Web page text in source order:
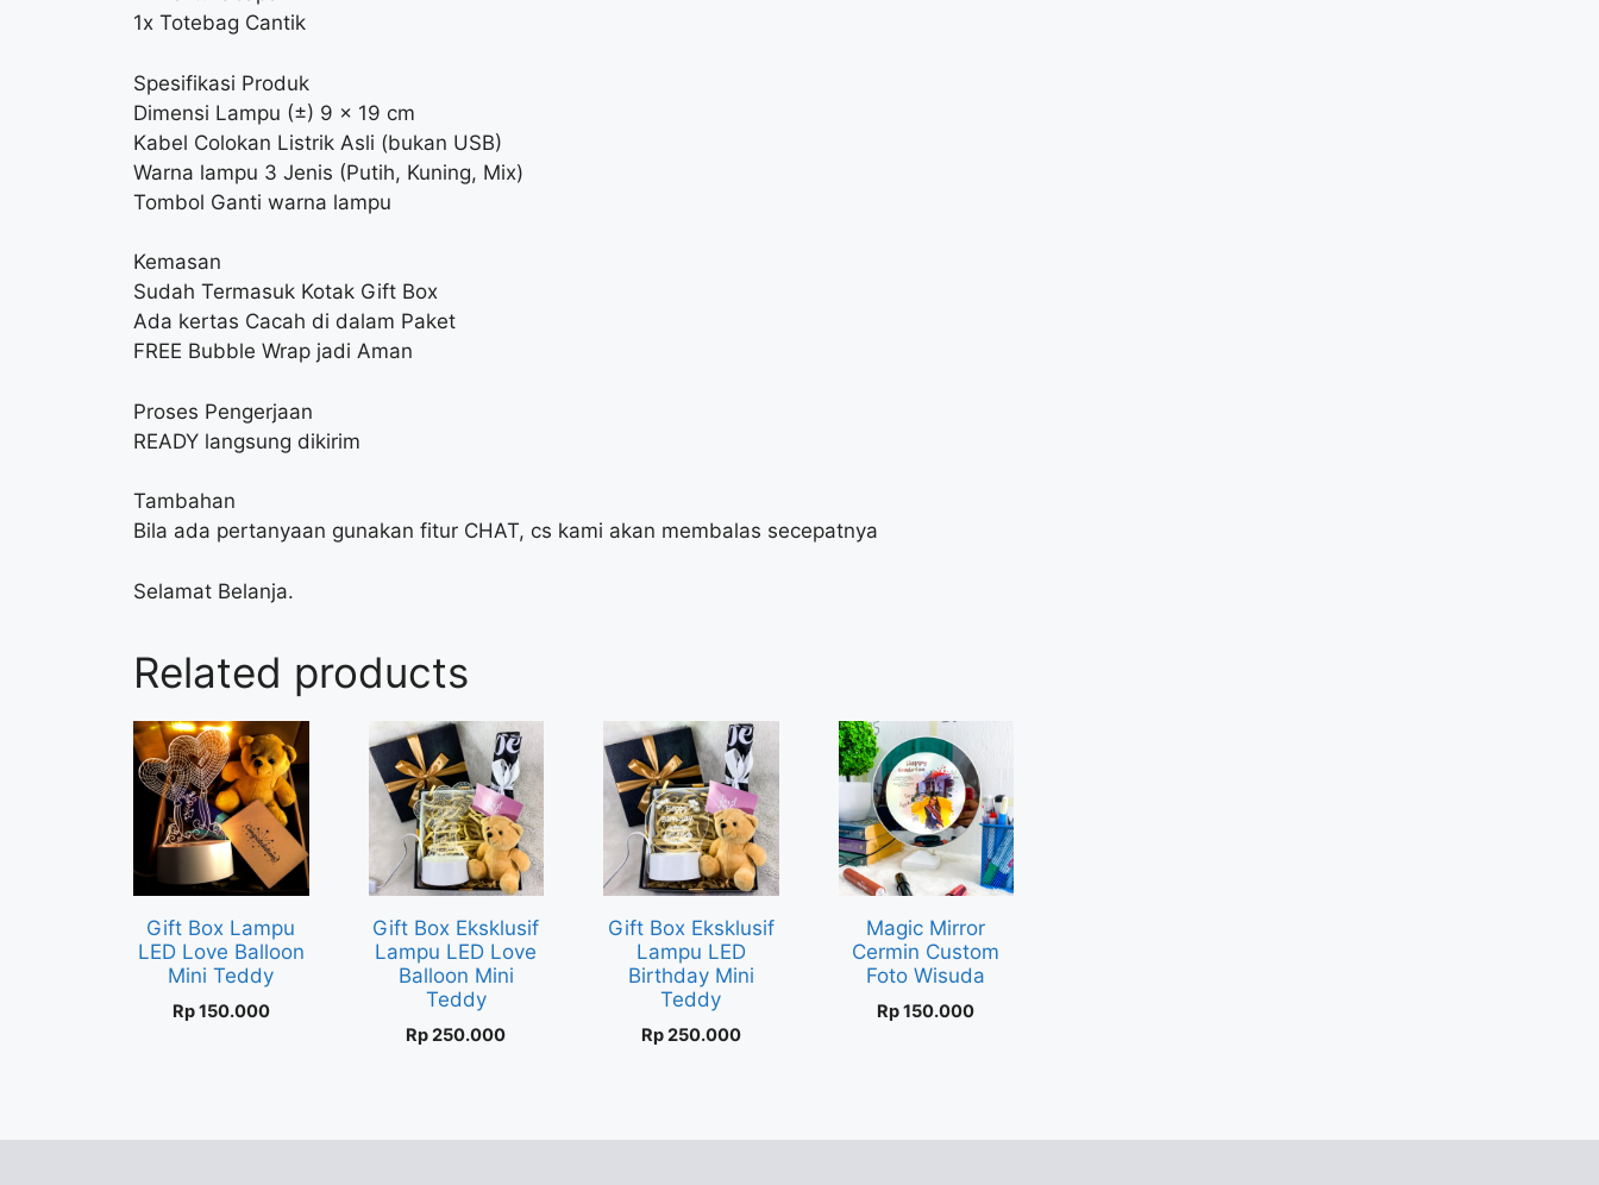
1x Totebag Cantik
Spesifikasi Produk
Dimensi Lampu (±) 9 x 19 cm
Kabel Colokan Listrik Asli (bukan USB)
Warna lampu 3 Jenis (Putih, Kuning, Mix)
Tombol Ganti warna lampu
Kemasan
Sudah Termasuk Kotak Gift Box
Ada kertas Cacah di dalam Paket
FREE Bubble Wrap jadi Aman
Proses Pengerjaan
READY langsung dikirim
Tambahan
Bila ada pertanyaan gunakan fitur CHAT, cs kami akan membalas secepatnya
Selamat Belanja.
Related products
Gift Box Lampu
LED Love Balloon
Mini Teddy
Rp150.000
Gift Box Eksklusif
Lampu LED Love
Balloon Mini
Teddy
Rp250.000
Gift Box Eksklusif
Lampu LED
Birthday Mini
Teddy
Rp250.000
Magic Mirror
Cermin Custom
Foto Wisuda
Rp150.000